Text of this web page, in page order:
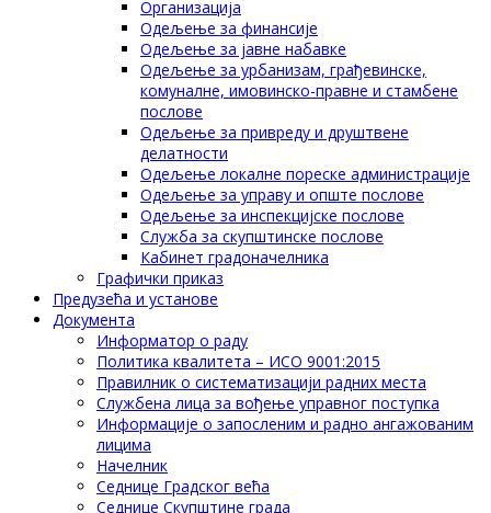
Организација
Одељење за финансије
Одељење за јавне набавке
Одељење за урбанизам, грађевинске,
комуналне, имовинско-правне и стамбене
послове
Одељење за привреду и друштвене
делатности
Одељење локалне пореске администрације
Одељење за управу и опште послове
Одељење за инспекцијске послове
Служба за скупштинске послове
Кабинет градоначелника
Графички приказ
Предузећа и установе
Документа
Информатор о раду
Политика квалитета – ИСО 9001:2015
Правилник о систематизацији радних места
Службена лица за вођење управног поступка
Информације о запосленим и радно ангажованим
лицима
Начелник
Седнице Градског већа
Седнице Скупштине града